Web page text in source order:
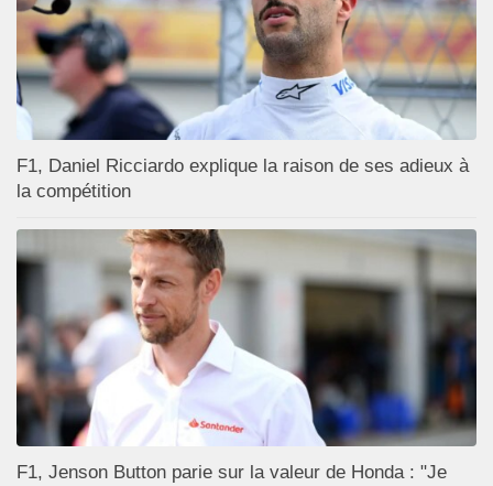
F1, Daniel Ricciardo explique la raison de ses adieux à
la compétition
F1, Jenson Button parie sur la valeur de Honda : "Je